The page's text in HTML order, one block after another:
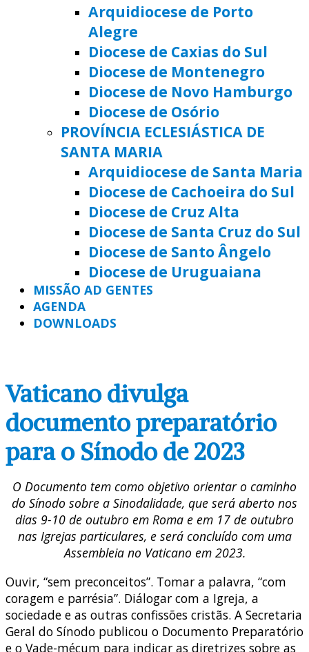
Arquidiocese de Porto
Alegre
Diocese de Caxias do Sul
Diocese de Montenegro
Diocese de Novo Hamburgo
Diocese de Osório
PROVÍNCIA ECLESIÁSTICA DE
SANTA MARIA
Arquidiocese de Santa Maria
Diocese de Cachoeira do Sul
Diocese de Cruz Alta
Diocese de Santa Cruz do Sul
Diocese de Santo Ângelo
Diocese de Uruguaiana
MISSÃO AD GENTES
AGENDA
DOWNLOADS
Vaticano divulga
documento preparatório
para o Sínodo de 2023
O Documento tem como objetivo orientar o caminho
do Sínodo sobre a Sinodalidade, que será aberto nos
dias 9-10 de outubro em Roma e em 17 de outubro
nas Igrejas particulares, e será concluído com uma
Assembleia no Vaticano em 2023.
Ouvir, “sem preconceitos”. Tomar a palavra, “com
coragem e parrésia”. Diálogar com a Igreja, a
sociedade e as outras confissões cristãs. A Secretaria
Geral do Sínodo publicou o Documento Preparatório
e o Vade-mécum para indicar as diretrizes sobre as